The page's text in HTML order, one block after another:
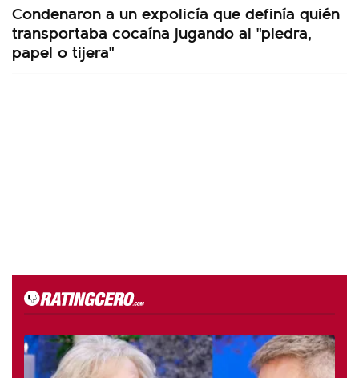
Condenaron a un expolicía que definía quién
transportaba cocaína jugando al "piedra,
papel o tijera"